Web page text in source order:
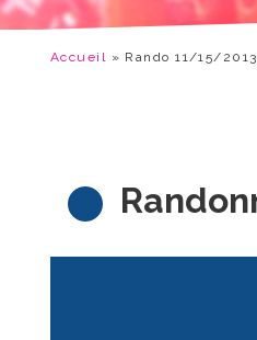
Accueil » Rando 11/15/2013